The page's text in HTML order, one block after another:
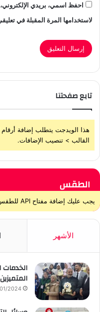
احفظ اسمي، بريدي
لاستخدامها المرة المقبلة في
تابع صفحتنا
هذا الويدجت يتطلب إضافة أرقام
القالب > تنصيب الإضافات.
الطقس
يجب عليك إضافة مفتاح API للطقس من خلال صفحة إعدادات القالب > الدمج
الأشهر
الخدمات
2024